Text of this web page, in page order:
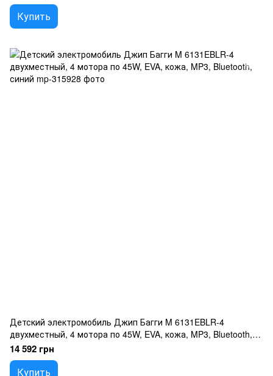
Купить
Детский электромобиль Джип Багги M 6131EBLR-4
двухместный, 4 мотора по 45W, EVA, кожа, MP3, Bluetooth,
синий
14 592 грн
Купить